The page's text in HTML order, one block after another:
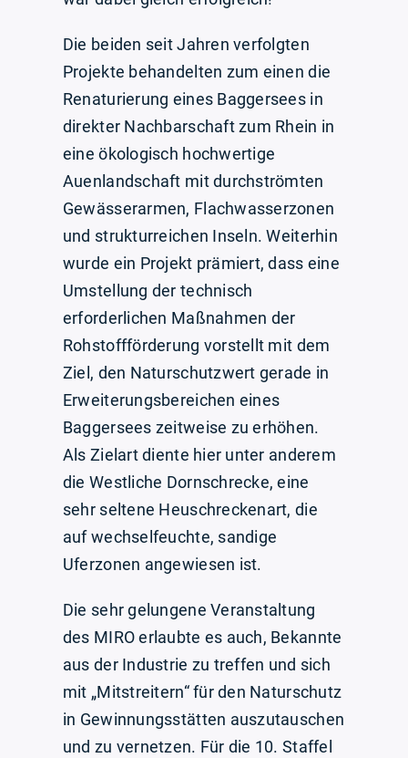
Die beiden seit Jahren verfolgten
Projekte behandelten zum einen die
Renaturierung eines Baggersees in
direkter Nachbarschaft zum Rhein in
eine ökologisch hochwertige
Auenlandschaft mit durchströmten
Gewässerarmen, Flachwasserzonen
und strukturreichen Inseln. Weiterhin
wurde ein Projekt prämiert, dass eine
Umstellung der technisch
erforderlichen Maßnahmen der
Rohstoffförderung vorstellt mit dem
Ziel, den Naturschutzwert gerade in
Erweiterungsbereichen eines
Baggersees zeitweise zu erhöhen.
Als Zielart diente hier unter anderem
die Westliche Dornschrecke, eine
sehr seltene Heuschreckenart, die
auf wechselfeuchte, sandige
Uferzonen angewiesen ist.
Die sehr gelungene Veranstaltung
des MIRO erlaubte es auch, Bekannte
aus der Industrie zu treffen und sich
mit „Mitstreitern“ für den Naturschutz
in Gewinnungsstätten auszutauschen
und zu vernetzen. Für die 10. Staffel